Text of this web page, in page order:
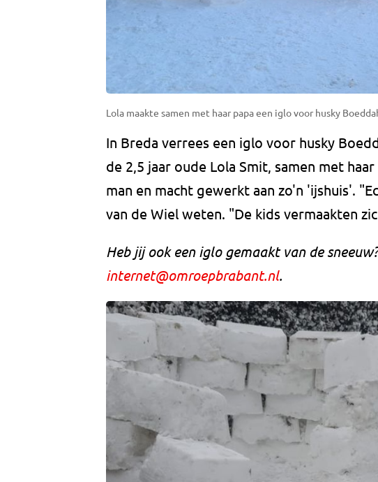
Lola maakte samen met haar papa een iglo voor husky
In Breda verrees een iglo voor husky
de 2,5 jaar oude Lola Smit, samen met
man en macht gewerkt aan zo'n 'ijshuis'.
van de Wiel weten. "De kids vermaakten
Heb jij ook een iglo gemaakt van de
internet@omroepbrabant.nl.